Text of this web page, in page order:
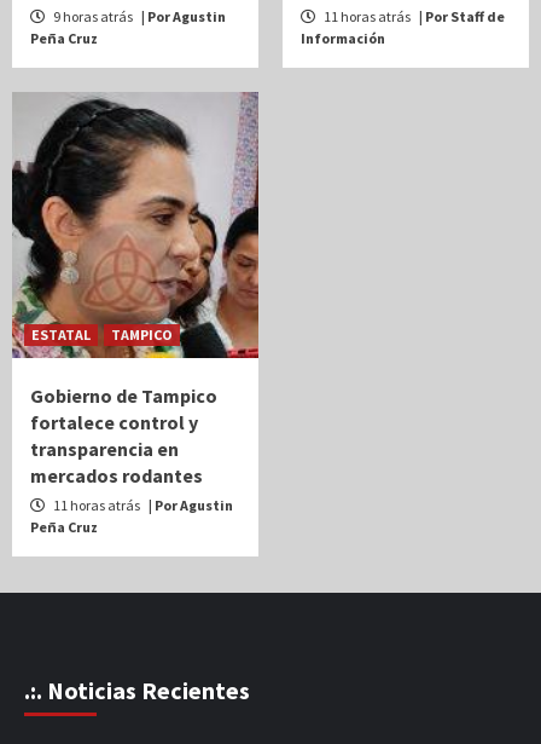
9 horas atrás | Por Agustin
Peña Cruz
11 horas atrás | Por Staff de
Información
ESTATAL TAMPICO
Gobierno de Tampico
fortalece control y
transparencia en
mercados rodantes
11 horas atrás | Por Agustin
Peña Cruz
.:. Noticias Recientes